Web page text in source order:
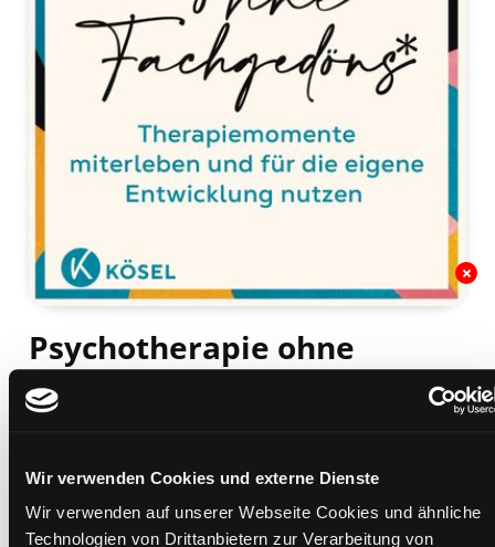
Wir verwenden Cookies und externe Dienste
Wir verwenden auf unserer Webseite Cookies und ähnliche
Technologien von Drittanbietern zur Verarbeitung von
Psychotherapie ohne
Fachgedöns
verständlich formuliert
Mediengruppe:Sachbuch
Verfasser:Suche nach diesem Verfasser
Hilber, Nike (Verfasser)